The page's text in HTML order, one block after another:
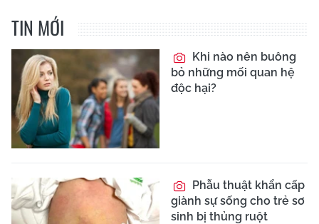
TIN MỚI
Khi nào nên buông
bỏ những mối quan hệ
độc hại?
Phẫu thuật khẩn cấp
giành sự sống cho trẻ sơ
sinh bị thủng ruột